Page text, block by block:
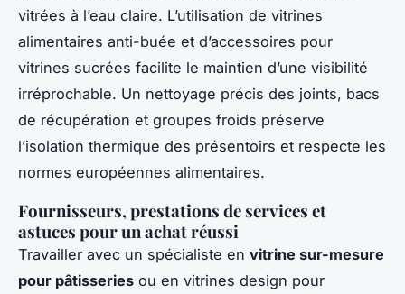
vitrées à l’eau claire. L’utilisation de vitrines
alimentaires anti-buée et d’accessoires pour
vitrines sucrées facilite le maintien d’une visibilité
irréprochable. Un nettoyage précis des joints, bacs
de récupération et groupes froids préserve
l’isolation thermique des présentoirs et respecte les
normes européennes alimentaires.
Fournisseurs, prestations de services et
astuces pour un achat réussi
Travailler avec un spécialiste en vitrine sur-mesure
pour pâtisseries ou en vitrines design pour